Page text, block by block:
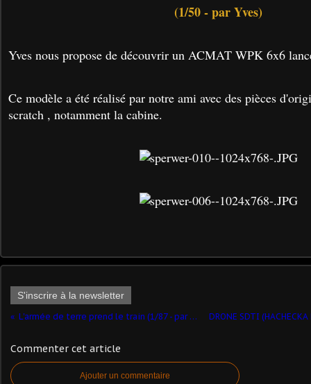
(1/50 - par Yves)
Yves nous propose de découvrir un ACMAT WPK 6x6
Ce modèle a été réalisé par notre ami avec des pièces
scratch , notamment la cabine.
S'inscrire à la newsletter
L'armée de terre prend le train (1/87 - par Pierre Cvs) ​
Commenter cet article
Ajouter un commentaire